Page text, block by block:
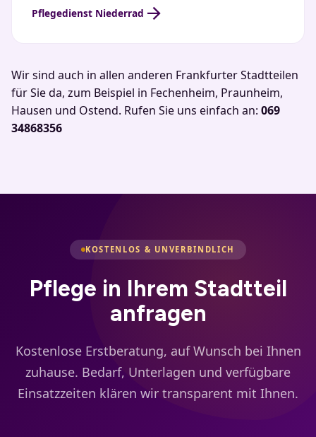
Pflegedienst Niederrad arrow_forward
Wir sind auch in allen anderen Frankfurter Stadtteilen
für Sie da, zum Beispiel in Fechenheim, Praunheim,
Hausen und Ostend. Rufen Sie uns einfach an: 069
34868356
KOSTENLOS & UNVERBINDLICH
Pflege in Ihrem Stadtteil
anfragen
Kostenlose Erstberatung, auf Wunsch bei Ihnen
zuhause. Bedarf, Unterlagen und verfügbare
Einsatzzeiten klären wir transparent mit Ihnen.